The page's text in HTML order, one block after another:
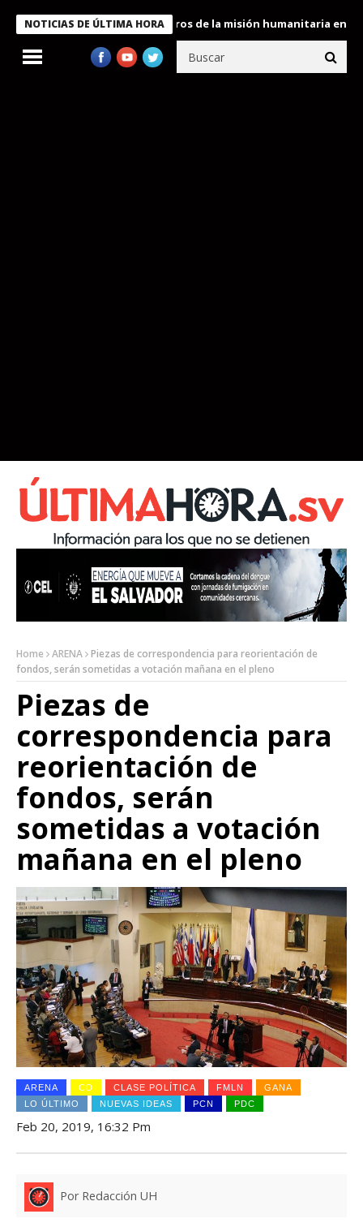
NOTICIAS DE ÚLTIMA HORA
condecora a miembros de la misión humanitaria enviada a
Home ARENA Piezas de correspondencia para reorientación de
fondos, serán sometidas a votación mañana en el pleno
Piezas de
correspondencia para
reorientación de
fondos, serán
sometidas a votación
mañana en el pleno
ARENA CD CLASE POLÍTICA FMLN
GANA
LO ÚLTIMO
NUEVAS IDEAS PCN PDC
Feb 20, 2019, 16:32 Pm
Por Redacción UH